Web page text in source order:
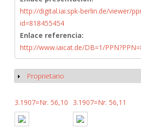
http://digital.iai.spk-berlin.de/viewer/
id=818455454
Enlace referencia:
http://www.iaicat.de/DB=1/
Mostrar
Proprietario
3.1907=Nr. 56,10 3.1907=Nr. 56,11